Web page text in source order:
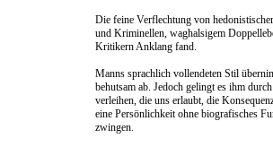
Die feine Verflechtung von
und Kriminellen, waghalsigem
Kritikern Anklang fand.
Manns sprachlich vollendeten Stil
behutsam ab. Jedoch gelingt es ihm
verleihen, die uns erlaubt, die
eine Persönlichkeit ohne biografisches
zwingen.